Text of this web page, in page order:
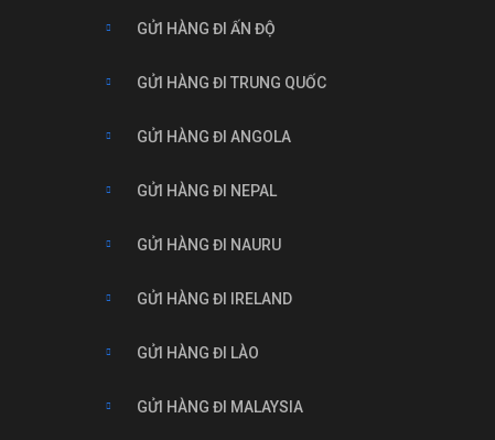
GỬI HÀNG ĐI ẤN ĐỘ
GỬI HÀNG ĐI TRUNG QUỐC
GỬI HÀNG ĐI ANGOLA
GỬI HÀNG ĐI NEPAL
GỬI HÀNG ĐI NAURU
GỬI HÀNG ĐI IRELAND
GỬI HÀNG ĐI LÀO
GỬI HÀNG ĐI MALAYSIA